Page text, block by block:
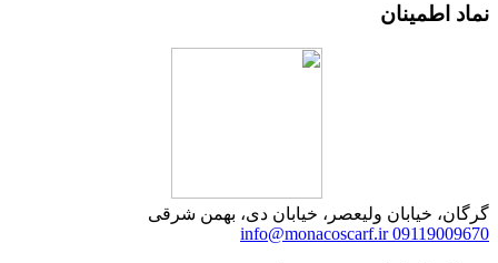
نماد اطمینان
گرگان، خیابان ولیعصر، خیابان دی، بهمن شرقی
09119009670
info@monacoscarf.ir